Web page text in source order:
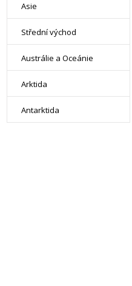
Asie
Střední východ
Austrálie a Oceánie
Arktida
Antarktida